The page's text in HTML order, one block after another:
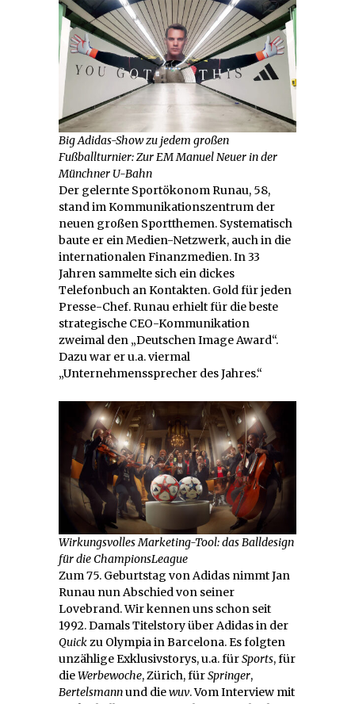
Big Adidas-Show zu jedem großen
Fußballturnier: Zur EM Manuel Neuer in der
Münchner U-Bahn
Der gelernte Sportökonom Runau, 58,
stand im Kommunikationszentrum der
neuen großen Sportthemen. Systematisch
baute er ein Medien-Netzwerk, auch in die
internationalen Finanzmedien. In 33
Jahren sammelte sich ein dickes
Telefonbuch an Kontakten. Gold für jeden
Presse-Chef. Runau erhielt für die beste
strategische CEO-Kommunikation
zweimal den „Deutschen Image Award“.
Dazu war er u.a. viermal
„Unternehmenssprecher des Jahres.“
Wirkungsvolles Marketing-Tool: das Balldesign
für die ChampionsLeague
Zum 75. Geburtstag von Adidas nimmt Jan
Runau nun Abschied von seiner
Lovebrand. Wir kennen uns schon seit
1992. Damals Titelstory über Adidas in der
Quickzu Olympia in Barcelona. Es folgten
unzählige Exklusivstorys, u.a. fürSports, für
dieWerbewoche, Zürich, fürSpringer,
Bertelsmannund diewuv. Vom Interview mit